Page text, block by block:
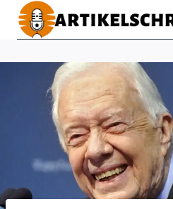
Doorgaan
naar